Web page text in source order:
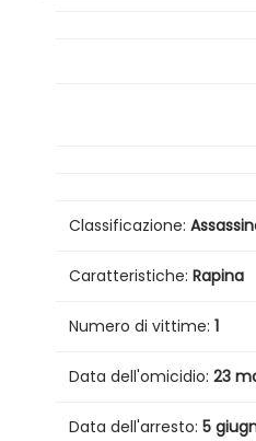
Classificazione:
Caratteristiche: Rapina
Numero di vittime: 1
Data dell'omicidio: 23
Data dell'arresto: 5